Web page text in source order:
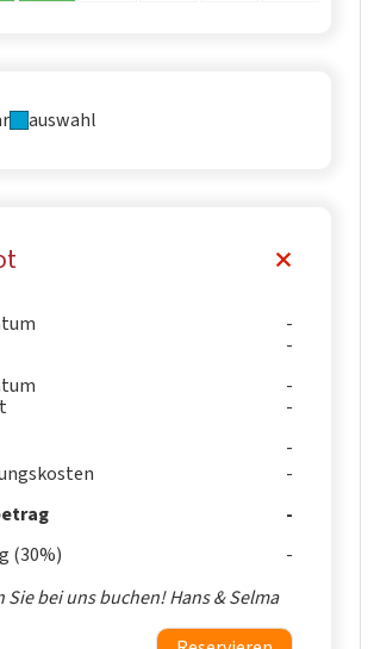
auswahl
(30%)
Sie bei uns buchen! Hans & Selma